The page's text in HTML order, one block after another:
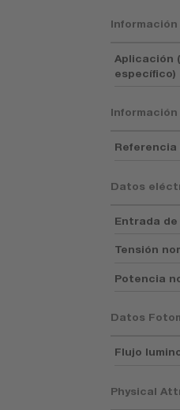
Aplicación
específico)
Referencia
Datos
Entrada
Tensión
Potencia
Datos
Flujo
Physical